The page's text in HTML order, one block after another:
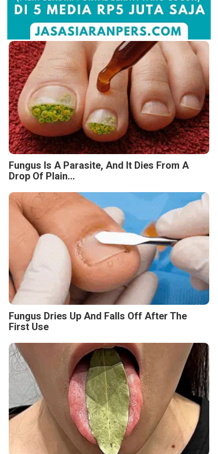
Fungus Is A Parasite, And It Dies From A
Drop Of Plain...
Fungus Dries Up And Falls Off After The
First Use